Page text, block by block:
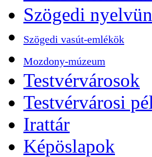
Szögedi
Szögedi vasút-emlékök
Mozdony-múzeum
Testvérvárosok
Testvérvárosi
Irattár
Képöslapok